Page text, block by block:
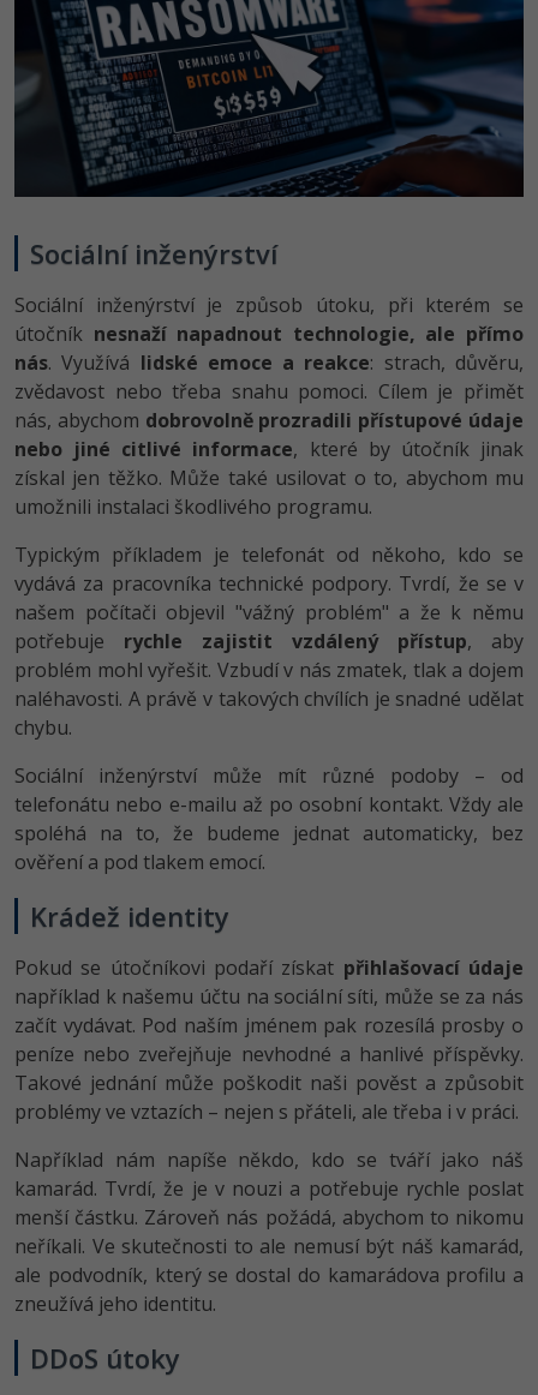
Sociální inženýrství
Sociální inženýrství je způsob útoku, při kterém se
útočník nesnaží napadnout technologie, ale přímo
nás. Využívá lidské emoce a reakce: strach, důvěru,
zvědavost nebo třeba snahu pomoci. Cílem je přimět
nás, abychom dobrovolně prozradili přístupové údaje
nebo jiné citlivé informace, které by útočník jinak
získal jen těžko. Může také usilovat o to, abychom mu
umožnili instalaci škodlivého programu.
Typickým příkladem je telefonát od někoho, kdo se
vydává za pracovníka technické podpory. Tvrdí, že se v
našem počítači objevil "vážný problém" a že k němu
potřebuje rychle zajistit vzdálený přístup, aby
problém mohl vyřešit. Vzbudí v nás zmatek, tlak a dojem
naléhavosti. A právě v takových chvílích je snadné udělat
chybu.
Sociální inženýrství může mít různé podoby – od
telefonátu nebo e-mailu až po osobní kontakt. Vždy ale
spoléhá na to, že budeme jednat automaticky, bez
ověření a pod tlakem emocí.
Krádež identity
Pokud se útočníkovi podaří získat přihlašovací údaje
například k našemu účtu na sociální síti, může se za nás
začít vydávat. Pod naším jménem pak rozesílá prosby o
peníze nebo zveřejňuje nevhodné a hanlivé příspěvky.
Takové jednání může poškodit naši pověst a způsobit
problémy ve vztazích – nejen s přáteli, ale třeba i v práci.
Například nám napíše někdo, kdo se tváří jako náš
kamarád. Tvrdí, že je v nouzi a potřebuje rychle poslat
menší částku. Zároveň nás požádá, abychom to nikomu
neříkali. Ve skutečnosti to ale nemusí být náš kamarád,
ale podvodník, který se dostal do kamarádova profilu a
zneužívá jeho identitu.
DDoS útoky